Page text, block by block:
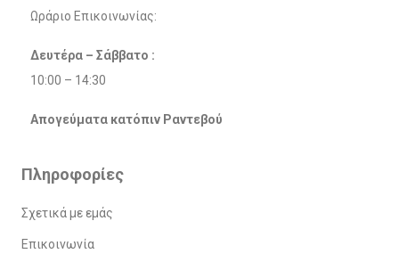
Ωράριο Επικοινωνίας:
Δευτέρα – Σάββατο :
10:00 – 14:30
Απογεύματα κατόπιν Ραντεβού
Πληροφορίες
Σχετικά με εμάς
Επικοινωνία